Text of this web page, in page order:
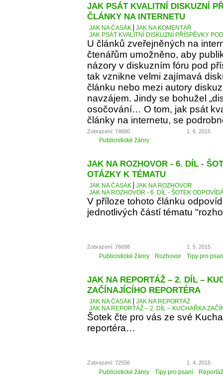
JAK PSÁT KVALITNÍ DISKUZNÍ
ČLÁNKY NA INTERNETU
JAK NA ČASÁK
JAK NA KOMENTÁŘ
JAK PSÁT KVALITNÍ DISKUZNÍ PŘÍSPĚVKY
U článků zveřejněných na
čtenářům umožněno, aby
názory v diskuzním fóru pod
tak vznikne velmi zajímavá
článku nebo mezi autory
navzájem. Jindy se bohužel
osočování… O tom, jak psát
články na internetu, se
Zobrazení: 74680 1. 6. 2015
Publicistické žánry
JAK NA ROZHOVOR - 6. DÍL -
OTÁZKY K TÉMATU
JAK NA ČASÁK
JAK NA ROZHOVOR
JAK NA ROZHOVOR - 6. DÍL - ŠOTEK
V příloze tohoto článku
jednotlivých částí tématu
Zobrazení: 76698 1. 5. 2015
Publicistické žánry Rozhovor Tipy pro
JAK NA REPORTÁŽ – 2. DÍL –
ZAČÍNAJÍCÍHO REPORTÉRA
JAK NA ČASÁK
JAK NA REPORTÁŽ
JAK NA REPORTÁŽ – 2. DÍL – KUCHAŘKA
Šotek čte pro vás ze své
reportéra…
Zobrazení: 72556 1. 4. 2015
Publicistické žánry Tipy pro psaní Reportáž